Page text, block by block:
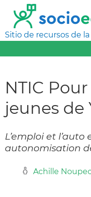
Sitio de recursos de
NTIC
jeunes de
L’emploi et l’auto
autonomisation
Achille